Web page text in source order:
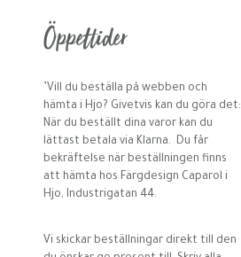
Öppettider
’Vill du beställa på webben och
hämta i Hjo? Givetvis kan du göra det:
När du beställt dina varor kan du
lättast betala via Klarna. Du får
bekräftelse när beställningen finns
att hämta hos Färgdesign Caparol i
Hjo, Industrigatan 44.
Vi skickar beställningar direkt till den